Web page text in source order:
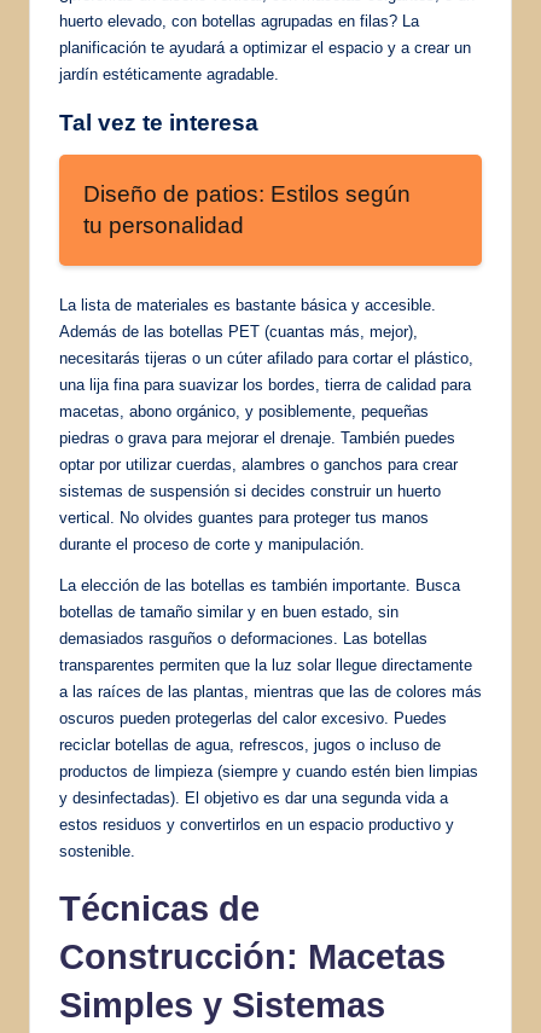
huerto elevado, con botellas agrupadas en filas? La
planificación te ayudará a optimizar el espacio y a crear un
jardín estéticamente agradable.
Tal vez te interesa
Diseño de patios: Estilos según
tu personalidad
La lista de materiales es bastante básica y accesible.
Además de las botellas PET (cuantas más, mejor),
necesitarás tijeras o un cúter afilado para cortar el plástico,
una lija fina para suavizar los bordes, tierra de calidad para
macetas, abono orgánico, y posiblemente, pequeñas
piedras o grava para mejorar el drenaje. También puedes
optar por utilizar cuerdas, alambres o ganchos para crear
sistemas de suspensión si decides construir un huerto
vertical. No olvides guantes para proteger tus manos
durante el proceso de corte y manipulación.
La elección de las botellas es también importante. Busca
botellas de tamaño similar y en buen estado, sin
demasiados rasguños o deformaciones. Las botellas
transparentes permiten que la luz solar llegue directamente
a las raíces de las plantas, mientras que las de colores más
oscuros pueden protegerlas del calor excesivo. Puedes
reciclar botellas de agua, refrescos, jugos o incluso de
productos de limpieza (siempre y cuando estén bien limpias
y desinfectadas). El objetivo es dar una segunda vida a
estos residuos y convertirlos en un espacio productivo y
sostenible.
Técnicas de
Construcción: Macetas
Simples y Sistemas